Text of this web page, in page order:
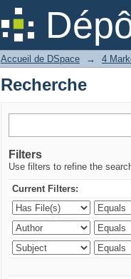
Recherche
Accueil de DSpace →
Recherche
Filters
Use filters to refine the
Current Filters: